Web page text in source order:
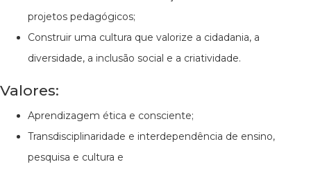
projetos pedagógicos;
Construir uma cultura que valorize a cidadania, a
diversidade, a inclusão social e a criatividade.
Valores:
Aprendizagem ética e consciente;
Transdisciplinaridade e interdependência de ensino,
pesquisa e cultura e